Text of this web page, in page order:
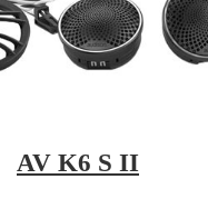
AV K6 S II